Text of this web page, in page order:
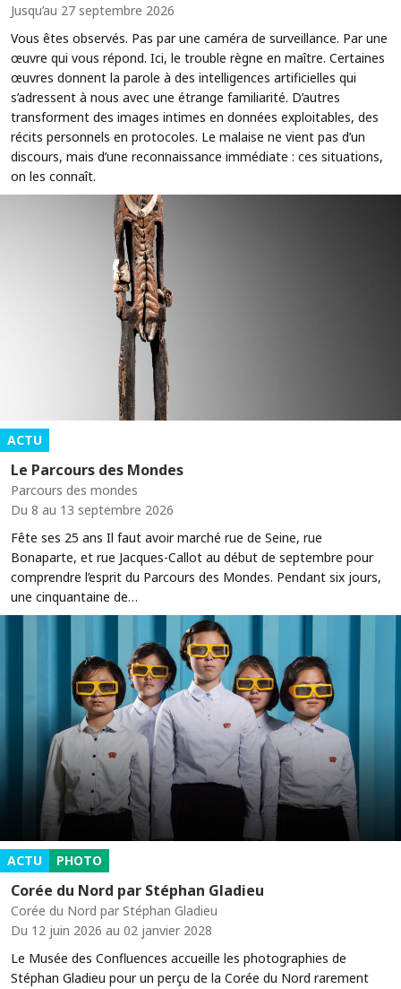
Jusqu’au 27 septembre 2026
Vous êtes observés. Pas par une caméra de surveillance. Par une
œuvre qui vous répond. Ici, le trouble règne en maître. Certaines
œuvres donnent la parole à des intelligences artificielles qui
s’adressent à nous avec une étrange familiarité. D’autres
transforment des images intimes en données exploitables, des
récits personnels en protocoles. Le malaise ne vient pas d’un
discours, mais d’une reconnaissance immédiate : ces situations,
on les connaît.
ACTU
Le Parcours des Mondes
Parcours des mondes
Du 8 au 13 septembre 2026
Fête ses 25 ans Il faut avoir marché rue de Seine, rue
Bonaparte, et rue Jacques-Callot au début de septembre pour
comprendre l’esprit du Parcours des Mondes. Pendant six jours,
une cinquantaine de…
ACTU PHOTO
Corée du Nord par Stéphan Gladieu
Corée du Nord par Stéphan Gladieu
Du 12 juin 2026 au 02 janvier 2028
Le Musée des Confluences accueille les photographies de
Stéphan Gladieu pour un perçu de la Corée du Nord rarement